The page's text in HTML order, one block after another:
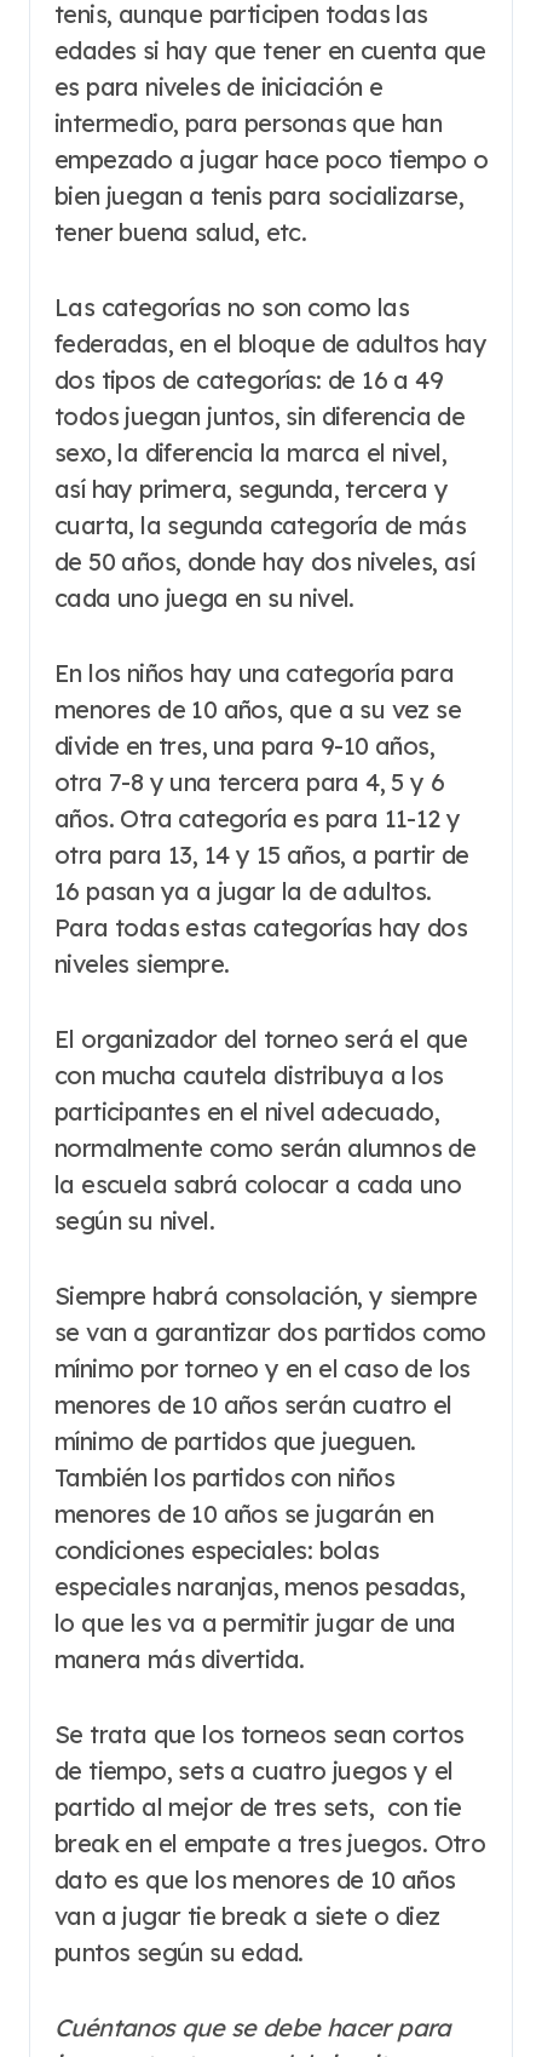
tenis, aunque participen todas las
edades si hay que tener en cuenta que
es para niveles de iniciación e
intermedio, para personas que han
empezado a jugar hace poco tiempo o
bien juegan a tenis para socializarse,
tener buena salud, etc.
Las categorías no son como las
federadas, en el bloque de adultos hay
dos tipos de categorías: de 16 a 49
todos juegan juntos, sin diferencia de
sexo, la diferencia la marca el nivel,
así hay primera, segunda, tercera y
cuarta, la segunda categoría de más
de 50 años, donde hay dos niveles, así
cada uno juega en su nivel.
En los niños hay una categoría para
menores de 10 años, que a su vez se
divide en tres, una para 9-10 años,
otra 7-8 y una tercera para 4, 5 y 6
años. Otra categoría es para 11-12 y
otra para 13, 14 y 15 años, a partir de
16 pasan ya a jugar la de adultos.
Para todas estas categorías hay dos
niveles siempre.
El organizador del torneo será el que
con mucha cautela distribuya a los
participantes en el nivel adecuado,
normalmente como serán alumnos de
la escuela sabrá colocar a cada uno
según su nivel.
Siempre habrá consolación, y siempre
se van a garantizar dos partidos como
mínimo por torneo y en el caso de los
menores de 10 años serán cuatro el
mínimo de partidos que jueguen.
También los partidos con niños
menores de 10 años se jugarán en
condiciones especiales: bolas
especiales naranjas, menos pesadas,
lo que les va a permitir jugar de una
manera más divertida.
Se trata que los torneos sean cortos
de tiempo, sets a cuatro juegos y el
partido al mejor de tres sets, con tie
break en el empate a tres juegos. Otro
dato es que los menores de 10 años
van a jugar tie break a siete o diez
puntos según su edad.
Cuéntanos que se debe hacer para